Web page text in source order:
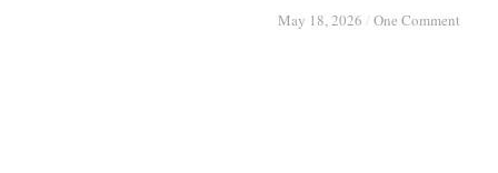
May 18, 2026 / One Comment
May 18, 2026 / One Comment